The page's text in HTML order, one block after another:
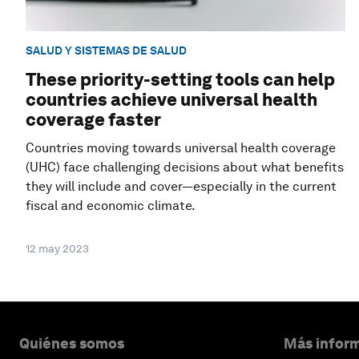
SALUD Y SISTEMAS DE SALUD
These priority-setting tools can help
countries achieve universal health
coverage faster
Countries moving towards universal health coverage
(UHC) face challenging decisions about what benefits
they will include and cover—especially in the current
fiscal and economic climate.
12 may 2023
Quiénes somos Más